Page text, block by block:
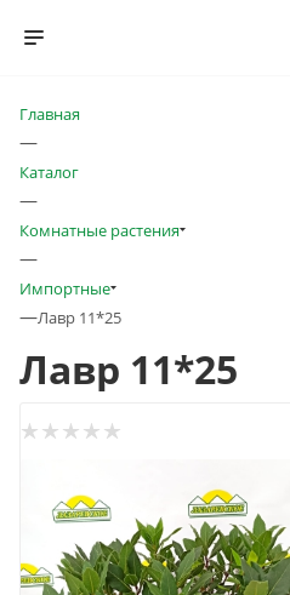
Главная
—
Каталог
—
Комнатные растения
—
Импортные
—Лавр 11*25
Лавр 11*25